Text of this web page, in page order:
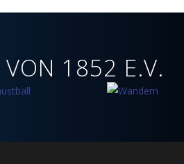
VON 1852 E.V.